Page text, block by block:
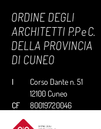
I
Corso Dante n. 51
12100 Cuneo
CF 80019720046